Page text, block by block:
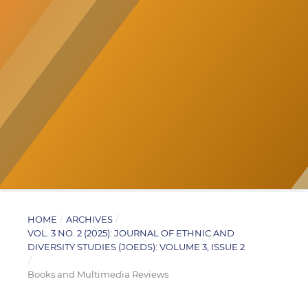
HOME / ARCHIVES /
VOL. 3 NO. 2 (2025): JOURNAL OF ETHNIC AND
DIVERSITY STUDIES (JOEDS): VOLUME 3, ISSUE 2
/
Books and Multimedia Reviews